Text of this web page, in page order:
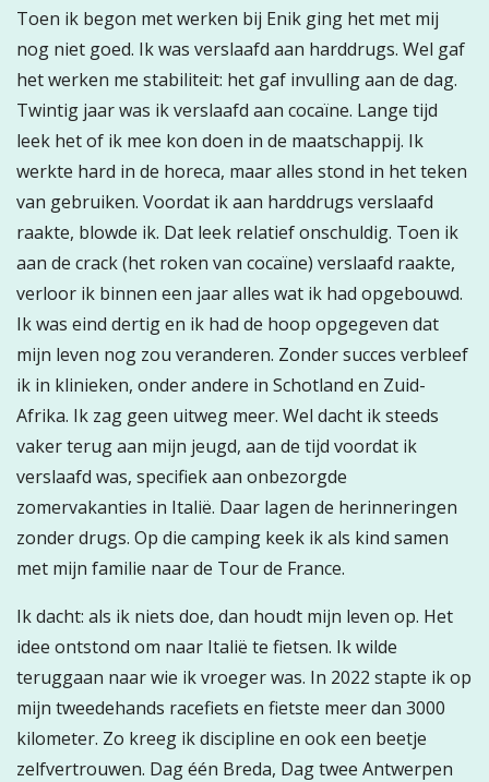
Toen ik begon met werken bij Enik ging het met mij
nog niet goed. Ik was verslaafd aan harddrugs. Wel gaf
het werken me stabiliteit: het gaf invulling aan de dag.
Twintig jaar was ik verslaafd aan cocaïne. Lange tijd
leek het of ik mee kon doen in de maatschappij. Ik
werkte hard in de horeca, maar alles stond in het teken
van gebruiken. Voordat ik aan harddrugs verslaafd
raakte, blowde ik. Dat leek relatief onschuldig. Toen ik
aan de crack (het roken van cocaïne) verslaafd raakte,
verloor ik binnen een jaar alles wat ik had opgebouwd.
Ik was eind dertig en ik had de hoop opgegeven dat
mijn leven nog zou veranderen. Zonder succes verbleef
ik in klinieken, onder andere in Schotland en Zuid-
Afrika. Ik zag geen uitweg meer. Wel dacht ik steeds
vaker terug aan mijn jeugd, aan de tijd voordat ik
verslaafd was, specifiek aan onbezorgde
zomervakanties in Italië. Daar lagen de herinneringen
zonder drugs. Op die camping keek ik als kind samen
met mijn familie naar de Tour de France.
Ik dacht: als ik niets doe, dan houdt mijn leven op. Het
idee ontstond om naar Italië te fietsen. Ik wilde
teruggaan naar wie ik vroeger was. In 2022 stapte ik op
mijn tweedehands racefiets en fietste meer dan 3000
kilometer. Zo kreeg ik discipline en ook een beetje
zelfvertrouwen. Dag één Breda, Dag twee Antwerpen